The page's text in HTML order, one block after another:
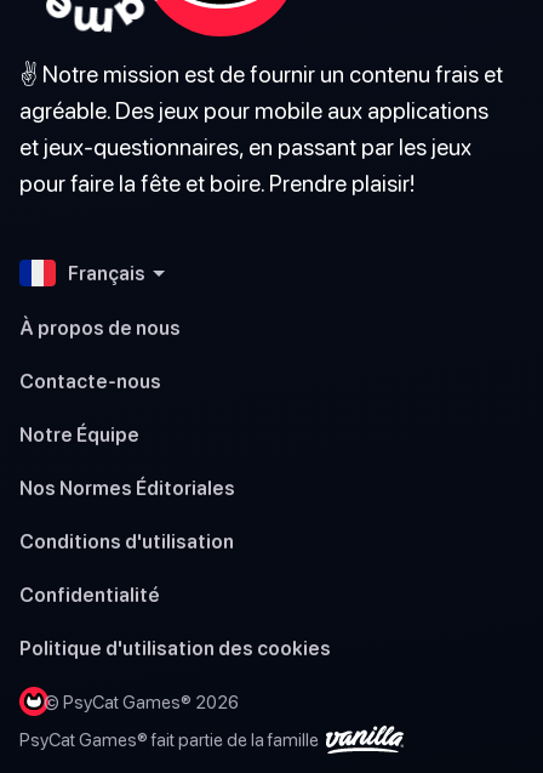
✌️ Notre mission est de fournir un contenu frais et
agréable. Des jeux pour mobile aux applications
et jeux-questionnaires, en passant par les jeux
pour faire la fête et boire. Prendre plaisir!
Français
À propos de nous
Contacte-nous
Notre Équipe
Nos Normes Éditoriales
Conditions d'utilisation
Confidentialité
Politique d'utilisation des cookies
© PsyCat Games® 2026
PsyCat Games® fait partie de la famille